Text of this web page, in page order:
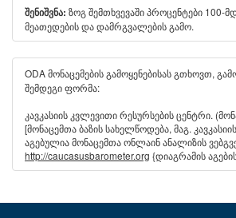
შენიშვნა: ზოგ შემთხვევაში პროცენტები 100-
მეათედების და დამრგვალების გამო.
ODA მონაცემების გამოყენებისას გთხოვთ,
შემდეგი ფორმა:
კავკასიის კვლევითი რესურსების ცენტრი.
[მონაცემთა ბაზის სახელწოდება, მაგ.
აგებულია მონაცემთა ონლაინ ანალიზის
http://caucasusbarometer.org {დიაგრამის